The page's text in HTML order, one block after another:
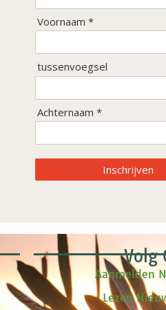
Voornaam *
tussenvoegsel
Achternaam *
Inschrijven
Volg
Aanmelden
Lezen